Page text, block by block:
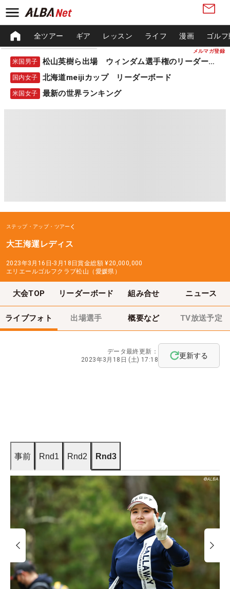
メルマガ登録
全ツアー ギア レッスン ライフ 漫画 ゴル
米国男子 松山英樹ら出場 ウィンダム選手権のリーダーボード
国内女子 北海道meijiカップ リーダーボード
米国女子 最新の世界ランキング
ステップ・アップ・ツアー
大王海運レディス
2023年3月16日-3月18日賞金総額 ¥20,000,000
エリエールゴルフクラブ松山（愛媛県）
大会TOP リーダーボード 組み合せ ニュース
ライブフォト 出場選手 概要など TV放送予定
データ最終更新：
2023年3月18日 (土) 17:18
更新する
事前 Rnd1 Rnd2 Rnd3